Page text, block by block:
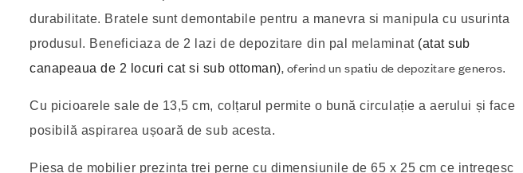
durabilitate. Bratele sunt demontabile pentru a manevra si manipula cu usurinta
produsul. Beneficiaza de 2 lazi de depozitare din pal melaminat (atat sub
canapeaua de 2 locuri cat si sub ottoman), oferind un spatiu de depozitare generos.
Cu picioarele sale de 13,5 cm, colțarul permite o bună circulație a aerului și face
posibilă aspirarea ușoară de sub acesta.
Piesa de mobilier prezinta trei perne cu dimensiunile de 65 x 25 cm ce intregesc